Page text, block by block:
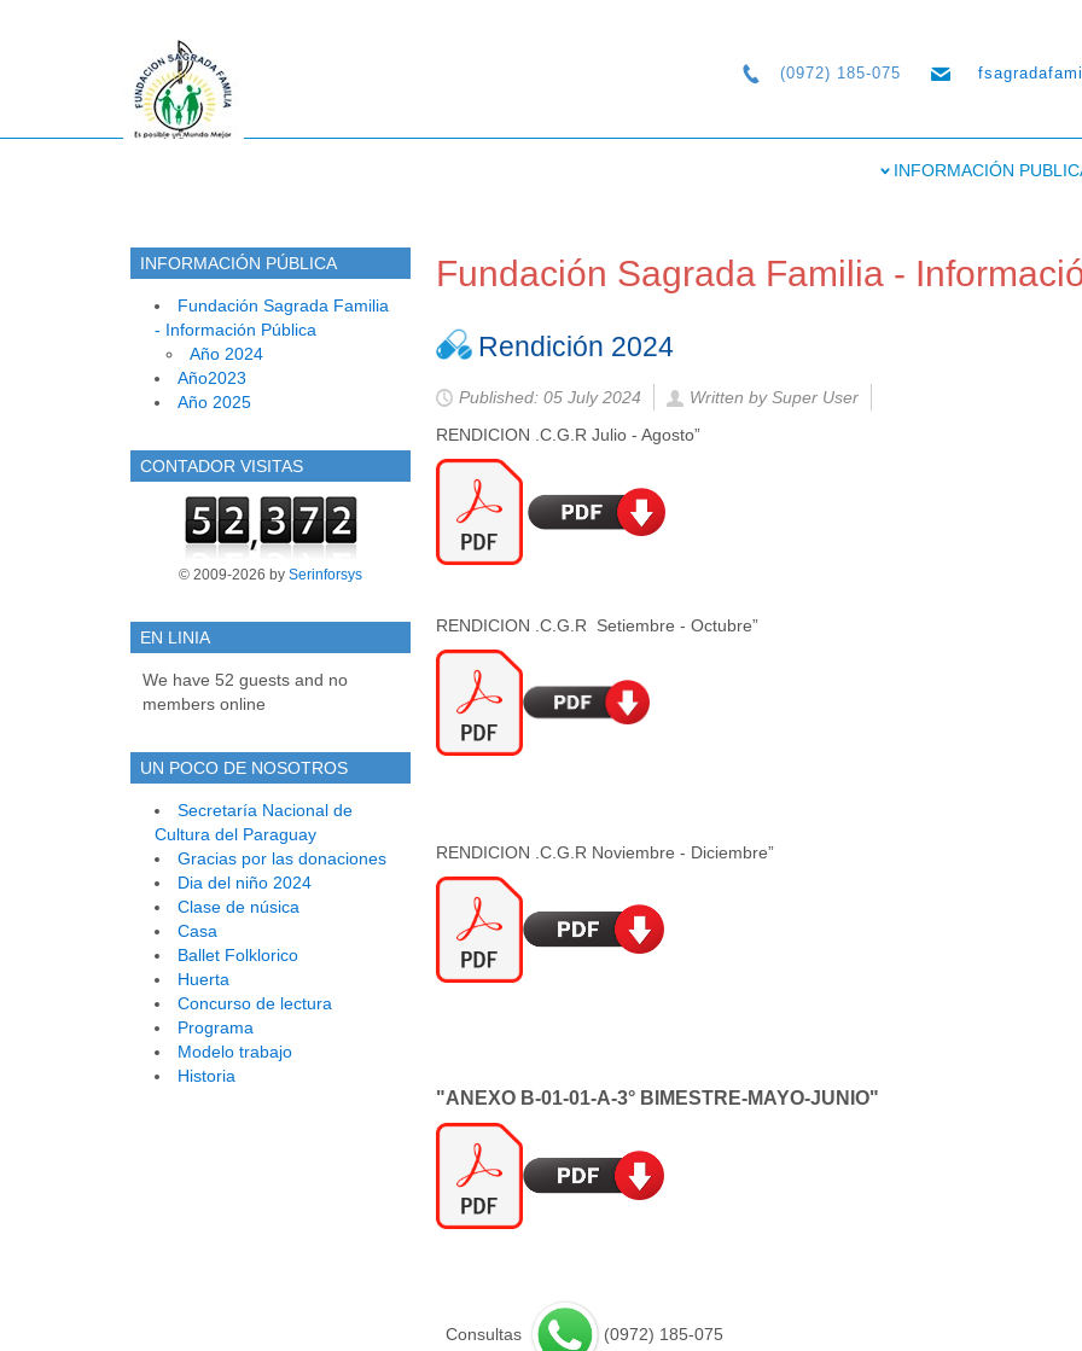
(0972) 185-075
INFORMACIÓN
INFORMACIÓN PÚBLICA
Fundación Sagrada Familia
- Información Pública
Año 2024
Año2023
Año 2025
CONTADOR VISITAS
© 2009-2026 bySerinforsys
EN LINIA
We have 52 guests and no
members online
UN POCO DE NOSOTROS
Secretaría Nacional de
Cultura del Paraguay
Gracias por las donaciones
Dia del niño 2024
Clase de núsica
Casa
Ballet Folklorico
Huerta
Concurso de lectura
Programa
Modelo trabajo
Historia
Fundación Sagrada Familia -
Rendición 2024
Published: 05 July 2024
Written by Super User
RENDICION .C.G.R Julio - Agosto”
RENDICION .C.G.R Setiembre - Octubre”
RENDICION .C.G.R Noviembre - Diciembre”
"ANEXO B-01-01-A-3° BIMESTRE-MAYO-JUNIO"
Consultas (0972) 185-075